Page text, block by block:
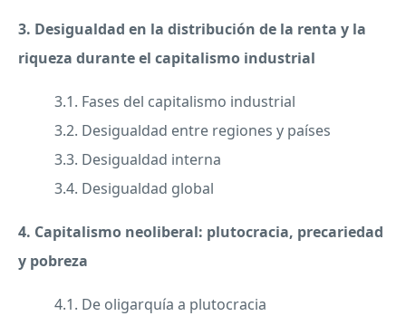
3. Desigualdad en la distribución de la renta y la
riqueza durante el capitalismo industrial
3.1. Fases del capitalismo industrial
3.2. Desigualdad entre regiones y países
3.3. Desigualdad interna
3.4. Desigualdad global
4. Capitalismo neoliberal: plutocracia, precariedad
y pobreza
4.1. De oligarquía a plutocracia